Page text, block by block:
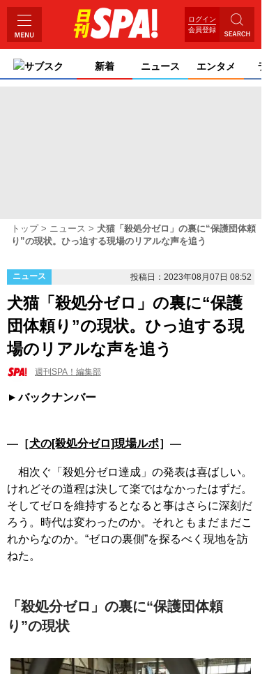
ログイン
会員登録
サブスク 新着 ニュース エンタメ ライ
トップ ニュース
犬猫「殺処分ゼロ」の裏に“保護団体頼
り”の現状。ひっ迫する現場のリアルな声を追う
ニュース 投稿日：2023年08月07日 08:52
犬猫「殺処分ゼロ」の裏に“保護
団体頼り”の現状。ひっ迫する現
場のリアルな声を追う
週刊SPA！編集部
バックナンバー
―［犬の[殺処分ゼロ]現場ルポ］―
相次ぐ「殺処分ゼロ達成」の発表は喜ばしい。
けれどその道程は決して楽ではなかったはずだ。
そしてゼロを維持するとなると事はさらに深刻だ
ろう。時代は変わったのか。それともまだまだこ
れからなのか。“ゼロの裏側”を探るべく現地を訪
ねた。
「殺処分ゼロ」の裏に“保護団体頼
り”の現状